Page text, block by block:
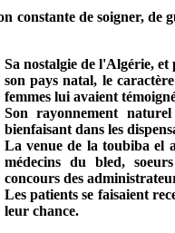
de soigner,
Sa nostalgie de l'Algérie,
son pays natal, le
femmes lui avaient
Son rayonnement
bienfaisant dans les
La venue de la toubiba el
médecins du bled,
concours des
Les patients se faisaient
leur chance.